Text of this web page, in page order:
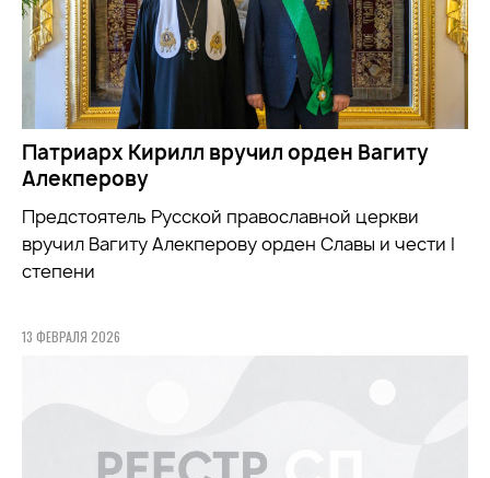
Патриарх Кирилл вручил орден Вагиту
Алекперову
Предстоятель Русской православной церкви
вручил Вагиту Алекперову орден Славы и чести I
степени
13 ФЕВРАЛЯ 2026